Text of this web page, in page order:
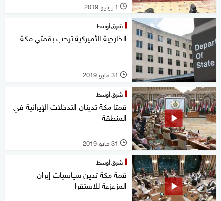
l 1 يونيو 2019
شرق أوسط
الخارجية الأميركية ترحب بقمتي مكة
l 31 مايو 2019
شرق أوسط
قمتا مكة تدينان التدخلات الإيرانية في
المنطقة
l 31 مايو 2019
شرق أوسط
قمة مكة تدين سياسيات إيران
المزعزعة للاستقرار